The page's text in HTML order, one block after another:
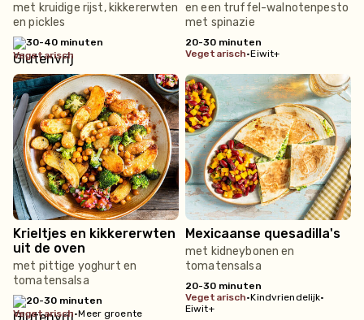
met kruidige rijst, kikkererwten
en pickles
30-40 minuten
vegetarisch
en een truffel-walnotenpesto
met spinazie
20-30 minuten
vegetarisch•Eiwit+
Krieltjes en kikkererwten
uit de oven
met pittige yoghurt en
tomatensalsa
20-30 minuten
vegetarisch•Meer groente
Mexicaanse quesadilla's
met kidneybonen en
tomatensalsa
20-30 minuten
vegetarisch•Kindvriendelijk•
Eiwit+